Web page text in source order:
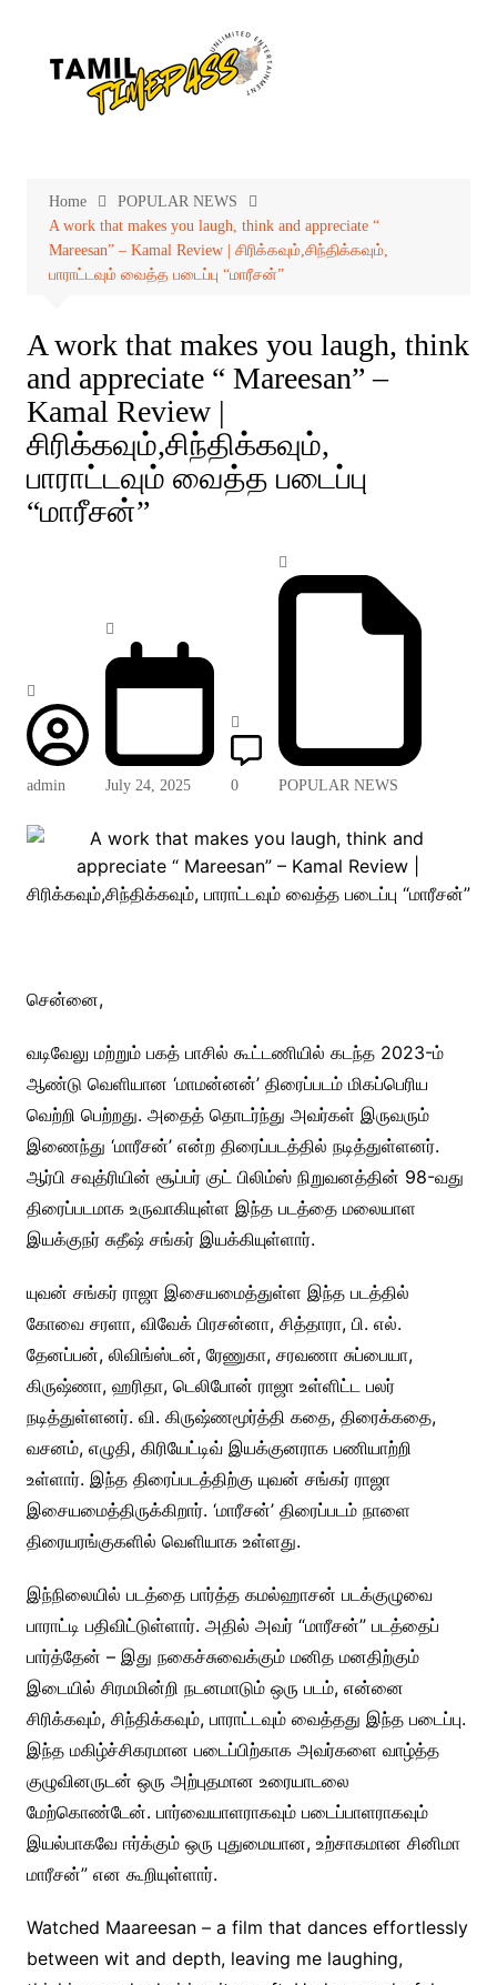
Home
POPULAR NEWS
A work that makes you laugh, think and appreciate “
Mareesan” – Kamal Review | சிரிக்கவும்,சிந்திக்கவும்,
பாராட்டவும் வைத்த படைப்பு “மாரீசன்”
A work that makes you laugh, think
and appreciate “ Mareesan” –
Kamal Review |
சிரிக்கவும்,சிந்திக்கவும்,
பாராட்டவும் வைத்த படைப்பு
“மாரீசன்”
admin July 24, 2025 0 POPULAR NEWS
சென்னை,
வடிவேலு மற்றும் பகத் பாசில் கூட்டணியில் கடந்த 2023-ம்
ஆண்டு வெளியான ‘மாமன்னன்’ திரைப்படம் மிகப்பெரிய
வெற்றி பெற்றது. அதைத் தொடர்ந்து அவர்கள் இருவரும்
இணைந்து ‘மாரீசன்’ என்ற திரைப்படத்தில் நடித்துள்ளனர்.
ஆர்பி சவுத்ரியின் சூப்பர் குட் பிலிம்ஸ் நிறுவனத்தின் 98-வது
திரைப்படமாக உருவாகியுள்ள இந்த படத்தை மலையாள
இயக்குநர் சுதீஷ் சங்கர் இயக்கியுள்ளார்.
யுவன் சங்கர் ராஜா இசையமைத்துள்ள இந்த படத்தில்
கோவை சரளா, விவேக் பிரசன்னா, சித்தாரா, பி. எல்.
தேனப்பன், லிவிங்ஸ்டன், ரேணுகா, சரவணா சுப்பையா,
கிருஷ்ணா, ஹரிதா, டெலிபோன் ராஜா உள்ளிட்ட பலர்
நடித்துள்ளனர். வி. கிருஷ்ணமூர்த்தி கதை, திரைக்கதை,
வசனம், எழுதி, கிரியேட்டிவ் இயக்குனராக பணியாற்றி
உள்ளார். இந்த திரைப்படத்திற்கு யுவன் சங்கர் ராஜா
இசையமைத்திருக்கிறார். ‘மாரீசன்’ திரைப்படம் நாளை
திரையரங்குகளில் வெளியாக உள்ளது.
இந்நிலையில் படத்தை பார்த்த கமல்ஹாசன் படக்குழுவை
பாராட்டி பதிவிட்டுள்ளார். அதில் அவர் “மாரீசன்” படத்தைப்
பார்த்தேன் – இது நகைச்சுவைக்கும் மனித மனதிற்கும்
இடையில் சிரமமின்றி நடனமாடும் ஒரு படம், என்னை
சிரிக்கவும், சிந்திக்கவும், பாராட்டவும் வைத்தது இந்த படைப்பு.
இந்த மகிழ்ச்சிகரமான படைப்பிற்காக அவர்களை வாழ்த்த
குழுவினருடன் ஒரு அற்புதமான உரையாடலை
மேற்கொண்டேன். பார்வையாளராகவும் படைப்பாளராகவும்
இயல்பாகவே ஈர்க்கும் ஒரு புதுமையான, உற்சாகமான சினிமா
மாரீசன்” என கூறியுள்ளார்.
Watched Maareesan – a film that dances effortlessly
between wit and depth, leaving me laughing,